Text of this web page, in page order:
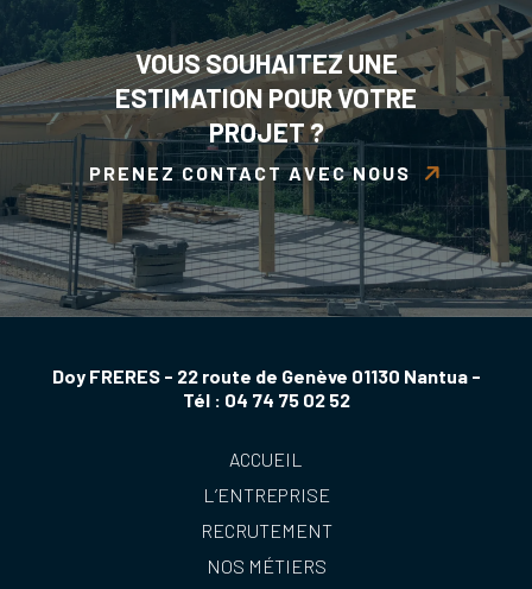
VOUS SOUHAITEZ UNE
ESTIMATION POUR VOTRE
PROJET ?
PRENEZ CONTACT AVEC NOUS
Doy FRERES - 22 route de Genève 01130 Nantua -
Tél : 04 74 75 02 52
ACCUEIL
L’ENTREPRISE
RECRUTEMENT
NOS MÉTIERS